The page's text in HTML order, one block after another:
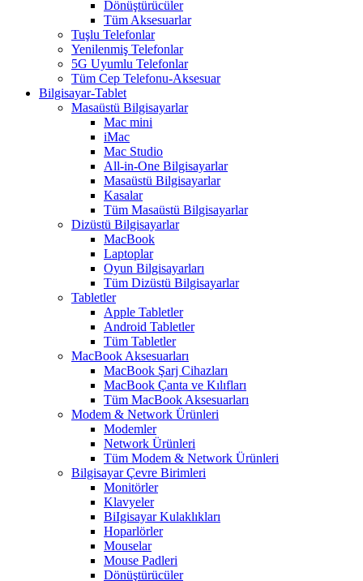
Dönüştürücüler
Tüm Aksesuarlar
Tuşlu Telefonlar
Yenilenmiş Telefonlar
5G Uyumlu Telefonlar
Tüm Cep Telefonu-Aksesuar
Bilgisayar-Tablet
Masaüstü Bilgisayarlar
Mac mini
iMac
Mac Studio
All-in-One Bilgisayarlar
Masaüstü Bilgisayarlar
Kasalar
Tüm Masaüstü Bilgisayarlar
Dizüstü Bilgisayarlar
MacBook
Laptoplar
Oyun Bilgisayarları
Tüm Dizüstü Bilgisayarlar
Tabletler
Apple Tabletler
Android Tabletler
Tüm Tabletler
MacBook Aksesuarları
MacBook Şarj Cihazları
MacBook Çanta ve Kılıfları
Tüm MacBook Aksesuarları
Modem & Network Ürünleri
Modemler
Network Ürünleri
Tüm Modem & Network Ürünleri
Bilgisayar Çevre Birimleri
Monitörler
Klavyeler
BiIgisayar Kulaklıkları
Hoparlörler
Mouselar
Mouse Padleri
Dönüştürücüler